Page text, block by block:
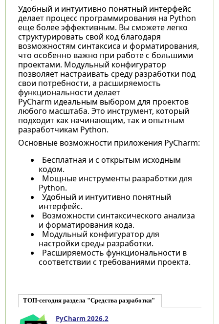
Удобный и интуитивно понятный интерфейс
делает процесс программирования на Python
еще более эффективным. Вы сможете легко
структурировать свой код благодаря
возможностям синтаксиса и форматирования,
что особенно важно при работе с большими
проектами. Модульный конфигуратор
позволяет настраивать среду разработки под
свои потребности, а расширяемость
функциональности делает
PyCharm идеальным выбором для проектов
любого масштаба. Это инструмент, который
подходит как начинающим, так и опытным
разработчикам Python.
Основные возможности приложения PyCharm:
Бесплатная и с открытым исходным
кодом.
Мощные инструменты разработки для
Python.
Удобный и интуитивно понятный
интерфейс.
Возможности синтаксического анализа
и форматирования кода.
Модульный конфигуратор для
настройки среды разработки.
Расширяемость функциональности в
соответствии с требованиями проекта.
ТОП-сегодня раздела "Средства разработки"
PyCharm 2026.2